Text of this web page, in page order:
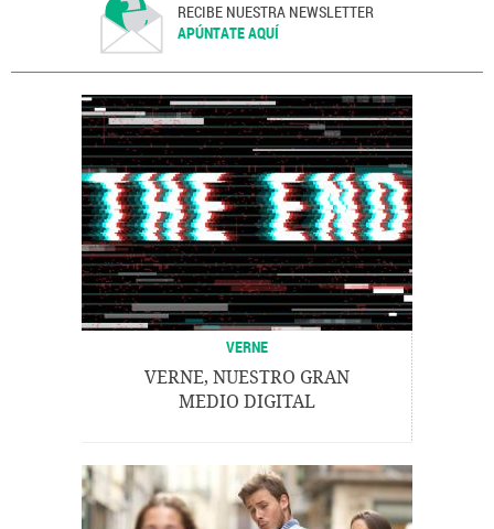
RECIBE NUESTRA NEWSLETTER
APÚNTATE AQUÍ
VERNE
VERNE, NUESTRO GRAN
MEDIO DIGITAL